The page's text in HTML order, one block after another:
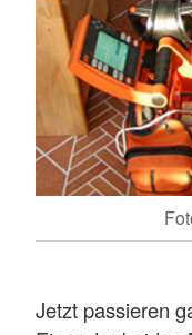
Jetzt passieren